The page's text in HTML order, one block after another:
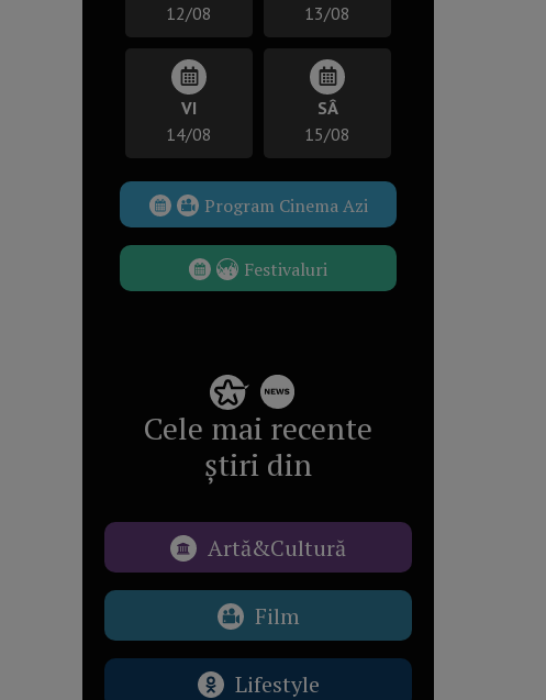
12/08
13/08
VI
14/08
SÂ
15/08
Program Cinema Azi
Festivaluri
Cele mai recente
știri din
Artă&Cultură
Film
Lifestyle